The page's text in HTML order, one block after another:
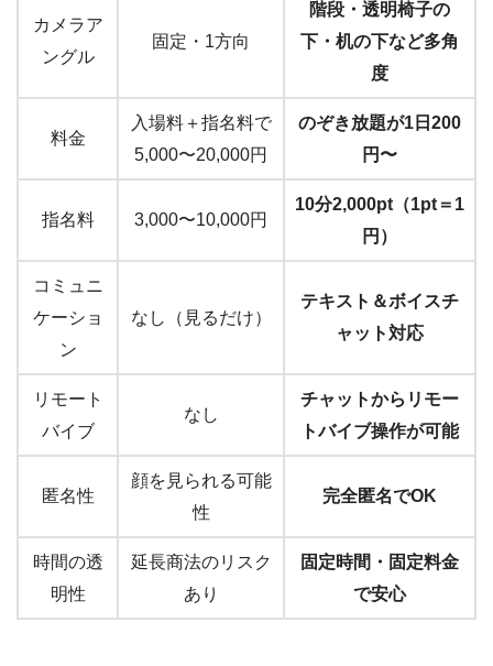
カメラア
ングル
固定・1方向
階段・透明椅子の
下・机の下など多角
度
料金
入場料＋指名料で
5,000〜20,000円
のぞき放題が1日200
円〜
指名料 3,000〜10,000円
10分2,000pt（1pt＝1
円）
コミュニ
ケーショ
ン
なし（見るだけ）
テキスト＆ボイスチ
ャット対応
リモート
バイブ
なし
チャットからリモー
トバイブ操作が可能
匿名性
顔を見られる可能
性
完全匿名でOK
時間の透
明性
延長商法のリスク
あり
固定時間・固定料金
で安心